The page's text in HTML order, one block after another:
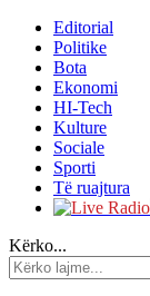
Editorial
Politike
Bota
Ekonomi
HI-Tech
Kulture
Sociale
Sporti
Të ruajtura
Kërko...